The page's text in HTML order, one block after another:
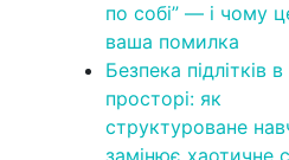
по собі” — і чому
ваша помилка
Безпека підлітків
просторі: як
структуроване
замінює хаотичне